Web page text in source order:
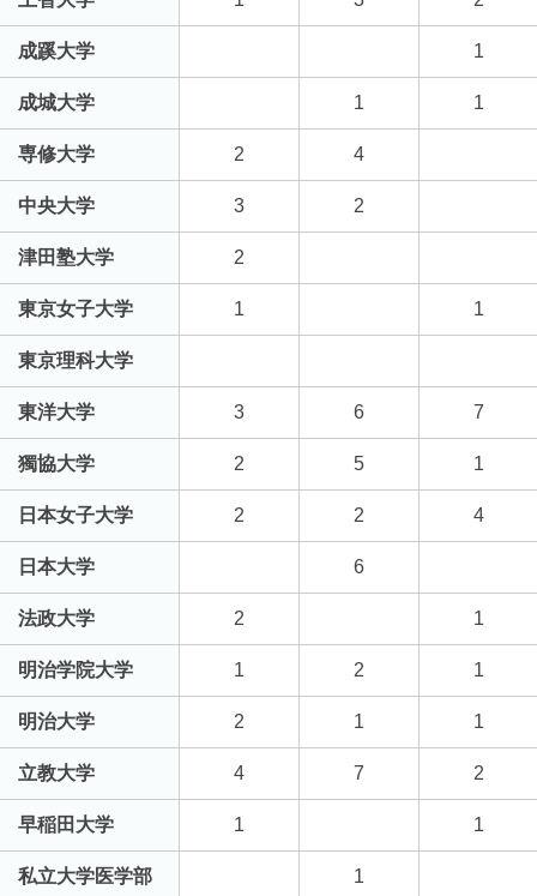
成蹊大学 1
成城大学 1 1
専修大学 2 4
中央大学 3 2
津田塾大学 2
東京女子大学 1 1
東京理科大学
東洋大学 3 6 7
獨協大学 2 5 1
日本女子大学 2 2 4
日本大学 6
法政大学 2 1
明治学院大学 1 2 1
明治大学 2 1 1
立教大学 4 7 2
早稲田大学 1 1
私立大学医学部 1